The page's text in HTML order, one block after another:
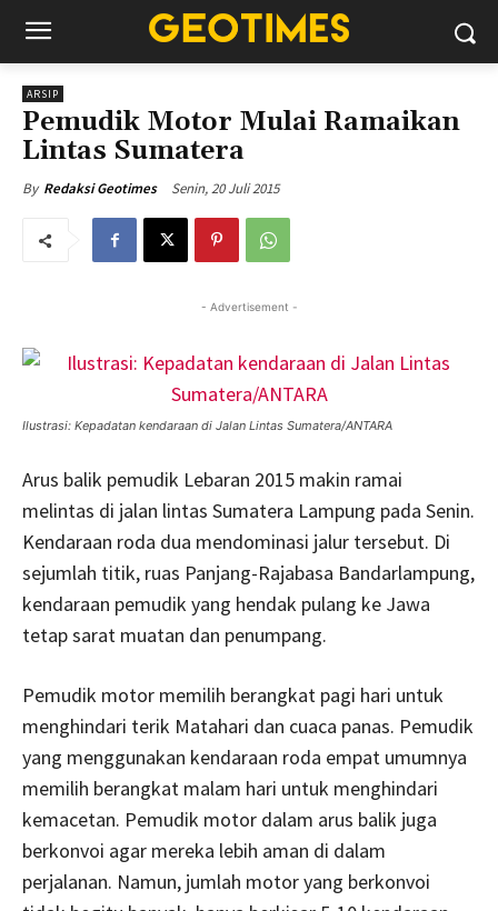
ARSIP
Pemudik Motor Mulai Ramaikan
Lintas Sumatera
By Redaksi Geotimes Senin, 20 Juli 2015
- Advertisement -
Ilustrasi: Kepadatan kendaraan di Jalan Lintas Sumatera/ANTARA
Arus balik pemudik Lebaran 2015 makin ramai
melintas di jalan lintas Sumatera Lampung pada Senin.
Kendaraan roda dua mendominasi jalur tersebut. Di
sejumlah titik, ruas Panjang-Rajabasa Bandarlampung,
kendaraan pemudik yang hendak pulang ke Jawa
tetap sarat muatan dan penumpang.
Pemudik motor memilih berangkat pagi hari untuk
menghindari terik Matahari dan cuaca panas. Pemudik
yang menggunakan kendaraan roda empat umumnya
memilih berangkat malam hari untuk menghindari
kemacetan. Pemudik motor dalam arus balik juga
berkonvoi agar mereka lebih aman di dalam
perjalanan. Namun, jumlah motor yang berkonvoi